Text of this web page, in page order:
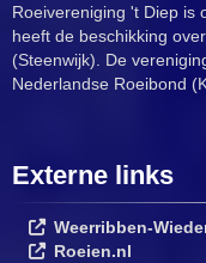
Roeivereniging 't Diep is
heeft de beschikking
(Steenwijk). De
Nederlandse Roeibond
Externe links
Weerribben-
Roeien.nl